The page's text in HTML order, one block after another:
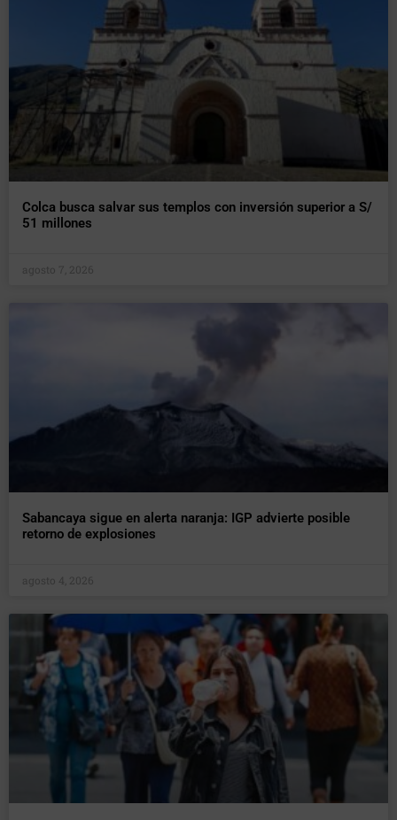
Colca busca salvar sus templos con inversión superior a S/
51 millones
agosto 7, 2026
Sabancaya sigue en alerta naranja: IGP advierte posible
retorno de explosiones
agosto 4, 2026